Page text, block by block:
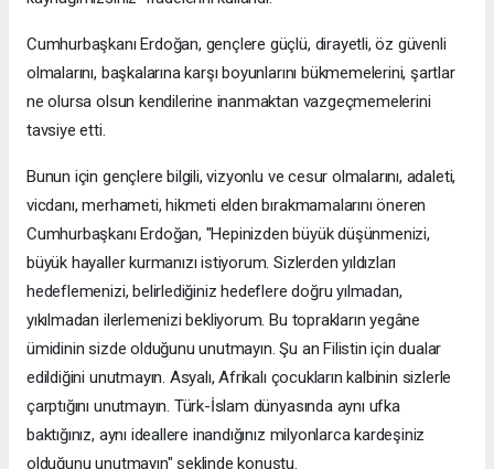
Cumhurbaşkanı Erdoğan, gençlere güçlü, dirayetli, öz güvenli
olmalarını, başkalarına karşı boyunlarını bükmemelerini, şartlar
ne olursa olsun kendilerine inanmaktan vazgeçmemelerini
tavsiye etti.
Bunun için gençlere bilgili, vizyonlu ve cesur olmalarını, adaleti,
vicdanı, merhameti, hikmeti elden bırakmamalarını öneren
Cumhurbaşkanı Erdoğan, "Hepinizden büyük düşünmenizi,
büyük hayaller kurmanızı istiyorum. Sizlerden yıldızları
hedeflemenizi, belirlediğiniz hedeflere doğru yılmadan,
yıkılmadan ilerlemenizi bekliyorum. Bu toprakların yegâne
ümidinin sizde olduğunu unutmayın. Şu an Filistin için dualar
edildiğini unutmayın. Asyalı, Afrikalı çocukların kalbinin sizlerle
çarptığını unutmayın. Türk-İslam dünyasında aynı ufka
baktığınız, aynı ideallere inandığınız milyonlarca kardeşiniz
olduğunu unutmayın" şeklinde konuştu.